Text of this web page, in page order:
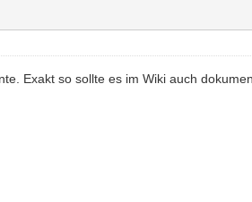
Exakt so sollte es im Wiki auch